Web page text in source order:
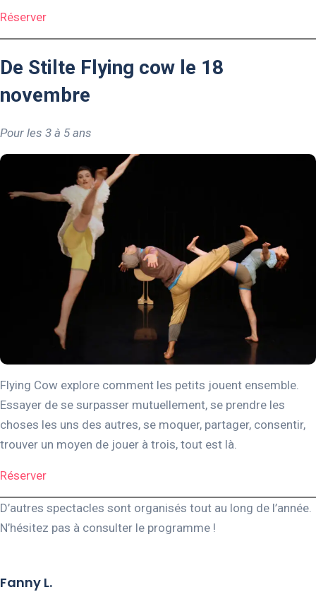
Réserver
De Stilte Flying cow le 18
novembre
Pour les 3 à 5 ans
Flying Cow explore comment les petits jouent ensemble.
Essayer de se surpasser mutuellement, se prendre les
choses les uns des autres, se moquer, partager, consentir,
trouver un moyen de jouer à trois, tout est là.
Réserver
D’autres spectacles sont organisés tout au long de l’année.
N’hésitez pas à consulter le programme !
Fanny L.